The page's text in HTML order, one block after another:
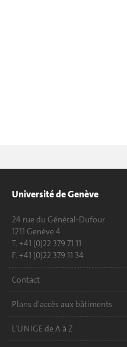
Université de Genève
24 rue du Général-Dufour
1211 Genève 4
T. +41 (0)22 379 71 11
F. +41 (0)22 379 11 34
Contact
Plans d'accès aux bâtiments
L'UNIGE de A à Z